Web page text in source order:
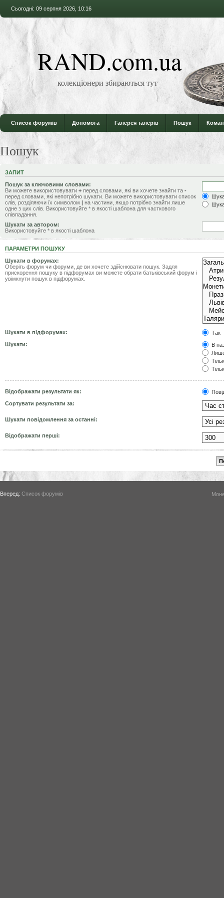
Сьогодні: 09 серпня 2026, 10:16
RAND.com.ua
колекціонери збираються тут
Список форумів Допомога Галерея талерів Пошук
Пошук
ЗАПИТ
Пошук за ключовими словами:
Ви можете використовувати + перед словами, які ви хочете знайти та -
перед словами, які непотрібно шукати. Ви можете використовувати список
слів, розділяючи їх символом | на частини, якщо потрібно знайти лише
одне з цих слів. Використовуйте * в якості шаблона для часткового
співпадання.
Шукати за автором:
Використовуйте * в якості шаблона
ПАРАМЕТРИ ПОШУКУ
Шукати в форумах:
Оберіть форум чи форуми, де ви хочете здійснювати пошук. Задля
прискорення пошуку в підфорумах ви можете обрати батьківський форум і
увімкнути пошук в підфорумах.
Шукати в підфорумах:
Так
Шукати:
В
Відображати результати як:
Сортувати результати за:
Шукати повідомлення за останні:
Відображати перші:
Вперед: Список форумів